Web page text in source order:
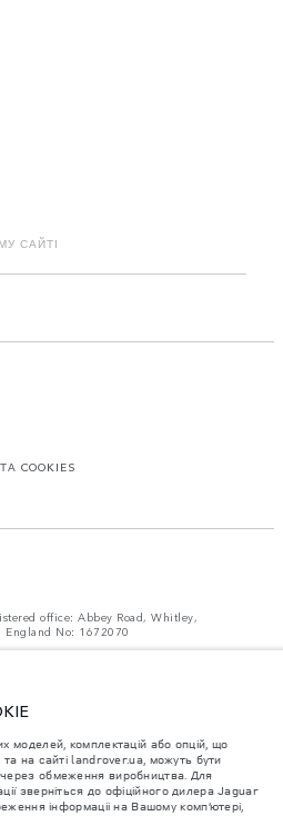
COOKIES
office: Abbey Road, Whitley,
England No: 1672070
зверніться до офіційного дилера
та специфікацій.Глобальний
впливає на специфікації збірки,
автомобілів. Це дуже
зображення, які зараз
можуть не повністю відображати
моделей, комплектацій або опцій, що
на сайті landrover.ua, можуть бути
обмеження виробництва. Для
зверніться до офіційного дилера Jaguar
інформаціі на Вашому комп’ютері,